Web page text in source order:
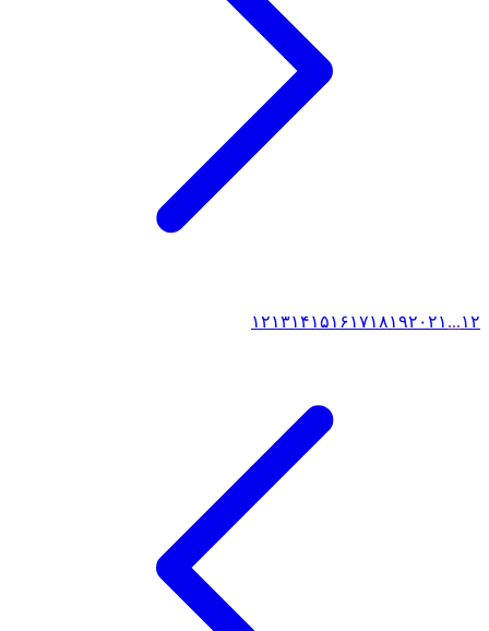
۱۲ ... ۱۲۱۳۱۴۱۵۱۶۱۷۱۸۱۹۲۰۲۱